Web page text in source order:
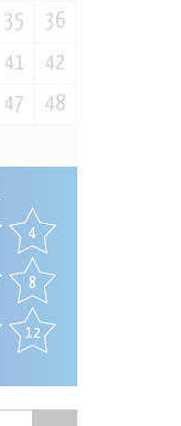
35
36
41
42
47
48
4
8
12